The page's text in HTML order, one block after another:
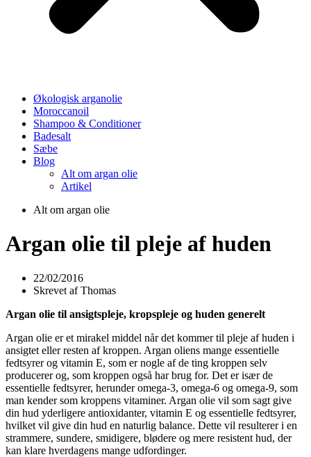
Økologisk arganolie
Moroccanoil
Shampoo & Conditioner
Badesalt
Sæbe
Blog
Alt om argan olie
Artikel
Alt om argan olie
Argan olie til pleje af huden
22/02/2016
Skrevet afThomas
Argan olie til ansigtspleje, kropspleje og huden generelt
Argan olie er et mirakel middel når det kommer til pleje af huden i
ansigtet eller resten af kroppen. Argan oliens mange essentielle
fedtsyrer og vitamin E, som er nogle af de ting kroppen selv
producerer og, som kroppen også har brug for. Det er især de
essentielle fedtsyrer, herunder omega-3, omega-6 og omega-9, som
man kender som kroppens vitaminer. Argan olie vil som sagt give
din hud yderligere antioxidanter, vitamin E og essentielle fedtsyrer,
hvilket vil give din hud en naturlig balance. Dette vil resulterer i en
strammere, sundere, smidigere, blødere og mere resistent hud, der
kan klare hverdagens mange udfordinger.